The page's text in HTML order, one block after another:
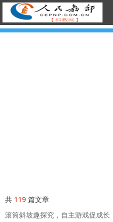
共 119 篇文章
滚筒斜坡趣探究，自主游戏促成长